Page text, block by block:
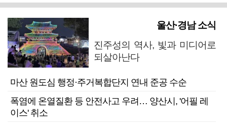
울산·경남 소식
진주성의 역사, 빛과 미디어로
되살아난다
마산 원도심 행정·주거복합단지 연내 준공 수순
폭염에 온열질환 등 안전사고 우려… 양산시, '어필 레
이스' 취소